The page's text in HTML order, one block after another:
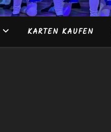
KARTEN KAUFEN